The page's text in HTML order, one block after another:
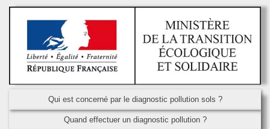
Qui est concerné par le diagnostic pollution sols ?
Quand effectuer un diagnostic pollution ?